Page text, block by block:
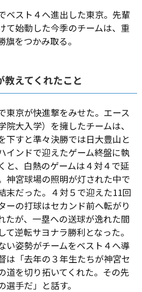
ベスト４へ進出した東京。先輩
て始動した今季のチームは、重
をつかみ取る。
えてくれたこと
東京が快進撃をみせた。エース
大入学）を擁したチームは、
下すと準々決勝では日大豊山と
インドで迎えたゲーム終盤に執
と、白熱のゲームは４対４で延
神宮球場の照明が灯された中で
末だった。４対５で迎えた11回
ーの打球はセカンド前へ転がり
たが、一塁への送球が逸れた間
て逆転サヨナラ勝利となった。
い姿勢がチームをベスト４へ導
は「去年の３年生たちが神宮セ
道を切り拓いてくれた。その先
手だ」と話す。